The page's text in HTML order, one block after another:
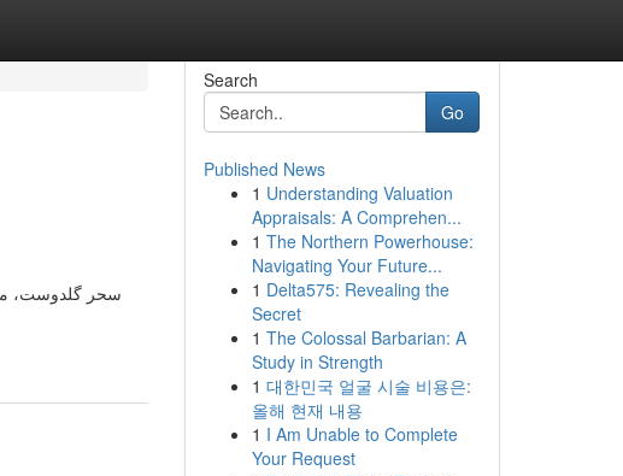
Search
Go
Published News
1 Understanding Valuation
Appraisals: A Comprehen...
1 The Northern Powerhouse:
Navigating Your Future...
1 Delta575: Revealing the
Secret
1 The Colossal Barbarian: A
Study in Strength
1 대한민국 얼굴 시술 비용은:
올해 현재 내용
1 I Am Unable to Complete
Your Request